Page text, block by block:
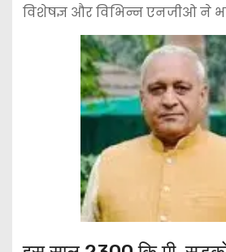
विशेषज्ञ और विभिन्न एनजीओ ने